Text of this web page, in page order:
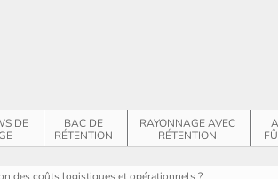
DE
BAC DE
RÉTENTION
RAYONNAGE AVEC
RÉTENTION